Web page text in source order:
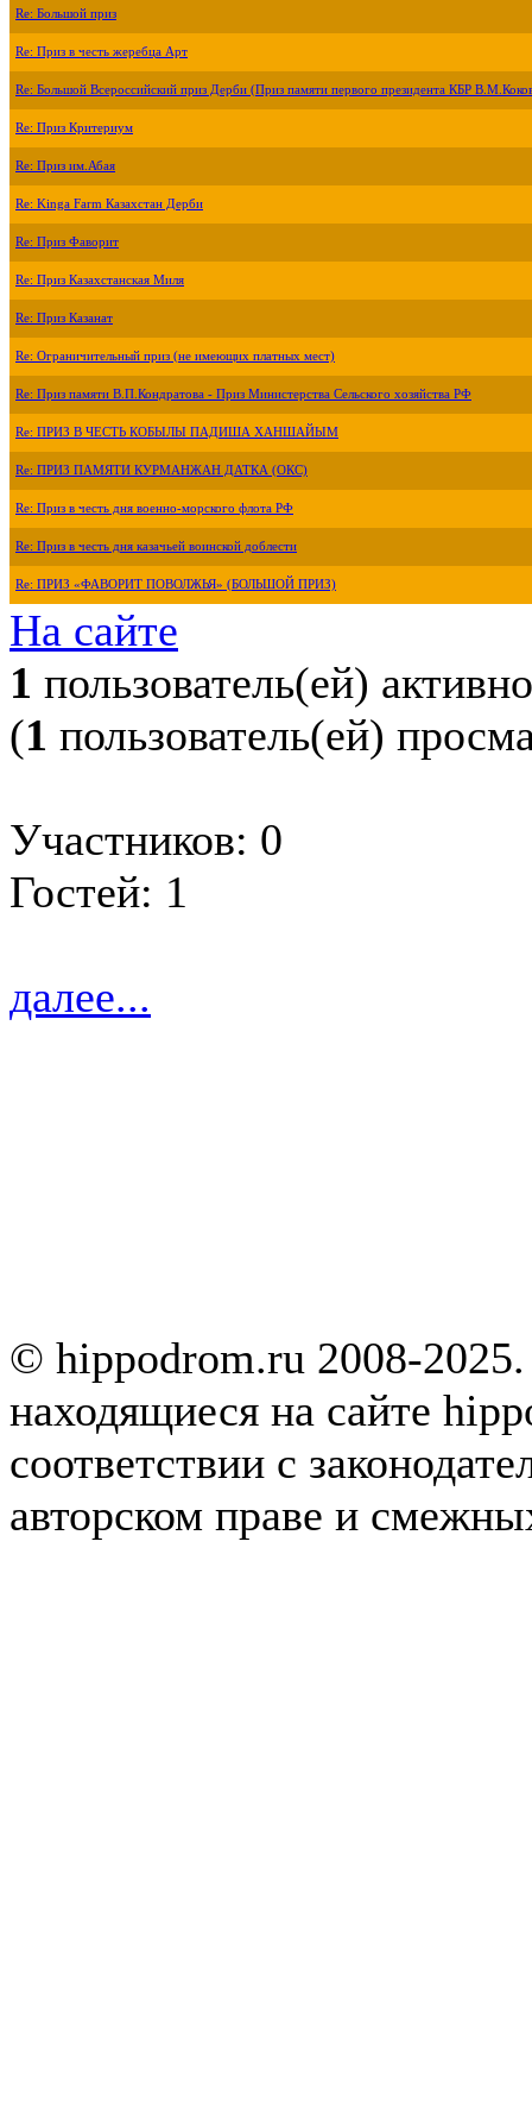
Re: Большой приз
Re: Приз в честь жеребца Арт
Re: Большой Всероссийский приз Дерби (Приз памяти первого президента КБР
Re: Приз Критериум
Re: Приз им.Абая
Re: Kinga Farm Казахстан Дерби
Re: Приз Фаворит
Re: Приз Казахстанская Миля
Re: Приз Казанат
Re: Ограничительный приз (не имеющих платных мест)
Re: Приз памяти В.П.Кондратова - Приз Министерства Сельского хозяйства РФ
Re: ПРИЗ В ЧЕСТЬ КОБЫЛЫ ПАДИША ХАНШАЙЫМ
Re: ПРИЗ ПАМЯТИ КУРМАНЖАН ДАТКА (ОКС)
Re: Приз в честь дня военно-морского флота РФ
Re: Приз в честь дня казачьей воинской доблести
Re: ПРИЗ «ФАВОРИТ ПОВОЛЖЬЯ» (БОЛЬШОЙ ПРИЗ)
На сайте
1 пользователь(ей) активно
(1 пользователь(ей)
Участников: 0
Гостей: 1
далее...
© hippodrom.ru 2008-
находящиеся на сайте
соответствии с
авторском праве и